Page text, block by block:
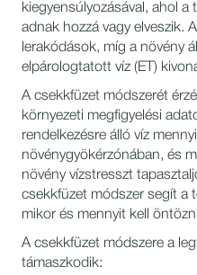
kiegyensúlyozásával, ahol a
adnak hozzá vagy elveszik.
lerakódások, míg a növény
elpárologtatott víz (ET)
A csekkfüzet módszerét
környezeti megfigyelési
rendelkezésre álló víz
növénygyökérzónában, és
növény vízstresszt
csekkfüzet módszer segít a
mikor és mennyit kell
A csekkfüzet módszere a
támaszkodik: